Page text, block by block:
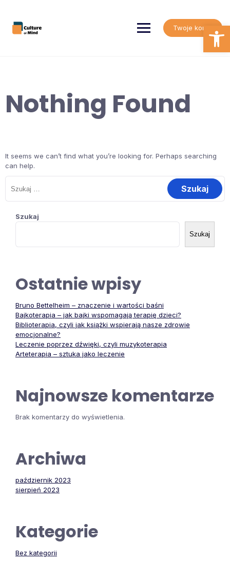
content
Twoje konto
Nothing Found
It seems we can’t find what you’re looking for. Perhaps searching
can help.
Szukaj:
Szukaj
Szukaj
Ostatnie wpisy
Bruno Bettelheim – znaczenie i wartości baśni
Bajkoterapia – jak bajki wspomagają terapię dzieci?
Biblioterapia, czyli jak książki wspierają nasze zdrowie
emocjonalne?
Leczenie poprzez dźwięki, czyli muzykoterapia
Arteterapia – sztuka jako leczenie
Najnowsze komentarze
Brak komentarzy do wyświetlenia.
Archiwa
październik 2023
sierpień 2023
Kategorie
Bez kategorii